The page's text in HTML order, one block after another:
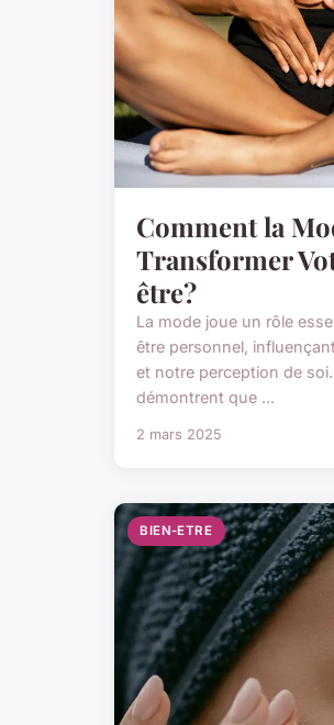
Comment la
Transformer
être?
La mode joue un rôle
être personnel,
et notre perception de
démontrent que ...
2 mars 2025
BIEN-ETRE